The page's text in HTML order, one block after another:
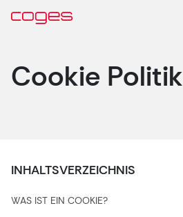
Cookie Politik
INHALTSVERZEICHNIS
WAS IST EIN COOKIE?